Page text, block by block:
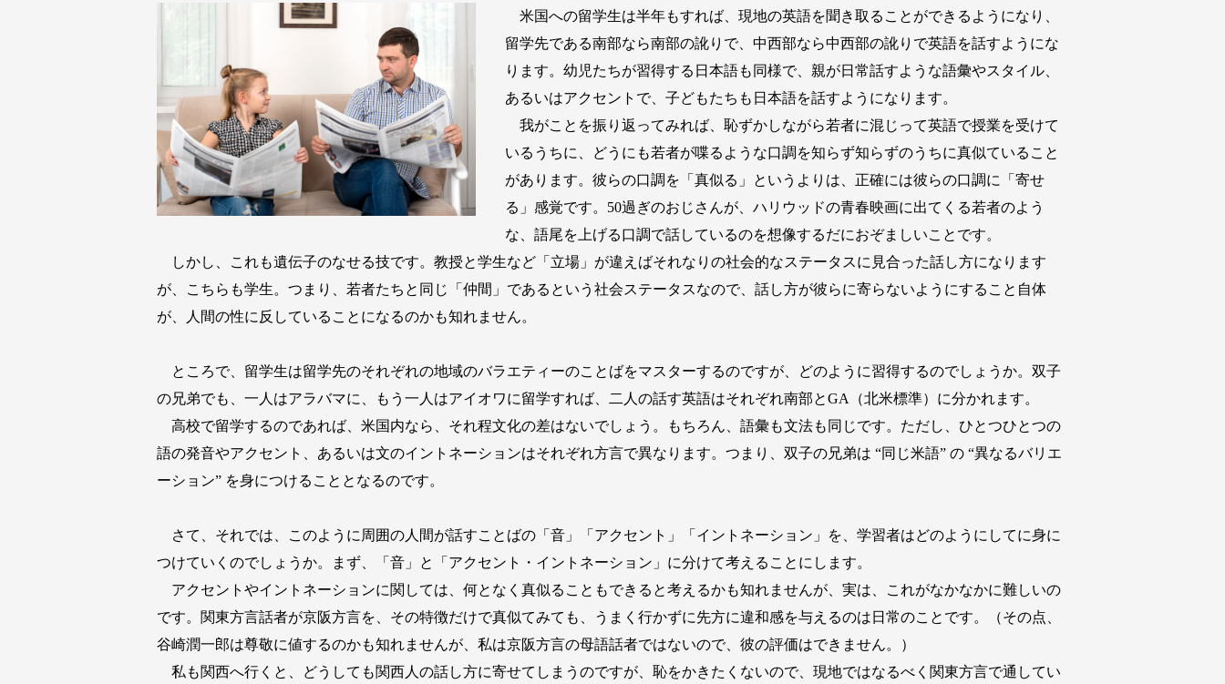
米国への留学生は半年もすれば、現地の英語を聞き取ることができるようになり、
留学先である南部なら南部の訛りで、中西部なら中西部の訛りで英語を話すようにな
ります。幼児たちが習得する日本語も同様で、親が日常話すような語彙やスタイル、
あるいはアクセントで、子どもたちも日本語を話すようになります。
我がことを振り返ってみれば、恥ずかしながら若者に混じって英語で授業を受けて
いるうちに、どうにも若者が喋るような口調を知らず知らずのうちに真似ていること
があります。彼らの口調を「真似る」というよりは、正確には彼らの口調に「寄せ
る」感覚です。50過ぎのおじさんが、ハリウッドの青春映画に出てくる若者のよう
な、語尾を上げる口調で話しているのを想像するだにおぞましいことです。
しかし、これも遺伝子のなせる技です。教授と学生など「立場」が違えばそれなりの社会的なステータスに見合った話し方になります
が、こちらも学生。つまり、若者たちと同じ「仲間」であるという社会ステータスなので、話し方が彼らに寄らないようにすること自体
が、人間の性に反していることになるのかも知れません。
ところで、留学生は留学先のそれぞれの地域のバラエティーのことばをマスターするのですが、どのように習得するのでしょうか。双子
の兄弟でも、一人はアラバマに、もう一人はアイオワに留学すれば、二人の話す英語はそれぞれ南部とGA（北米標準）に分かれます。
高校で留学するのであれば、米国内なら、それ程文化の差はないでしょう。もちろん、語彙も文法も同じです。ただし、ひとつひとつの
語の発音やアクセント、あるいは文のイントネーションはそれぞれ方言で異なります。つまり、双子の兄弟は “同じ米語” の “異なるバリエ
ーション” を身につけることとなるのです。
さて、それでは、このように周囲の人間が話すことばの「音」「アクセント」「イントネーション」を、学習者はどのようにしてに身に
つけていくのでしょうか。まず、「音」と「アクセント・イントネーション」に分けて考えることにします。
アクセントやイントネーションに関しては、何となく真似ることもできると考えるかも知れませんが、実は、これがなかなかに難しいの
です。関東方言話者が京阪方言を、その特徴だけで真似てみても、うまく行かずに先方に違和感を与えるのは日常のことです。（その点、
谷崎潤一郎は尊敬に値するのかも知れませんが、私は京阪方言の母語話者ではないので、彼の評価はできません。）
私も関西へ行くと、どうしても関西人の話し方に寄せてしまうのですが、恥をかきたくないので、現地ではなるべく関東方言で通してい